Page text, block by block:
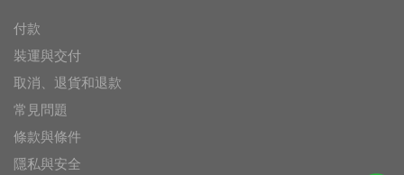
付款
裝運與交付
取消、退貨和退款
常見問題
條款與條件
隱私與安全